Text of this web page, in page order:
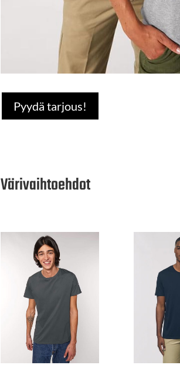
Pyydä tarjous!
Värivaihtoehdot